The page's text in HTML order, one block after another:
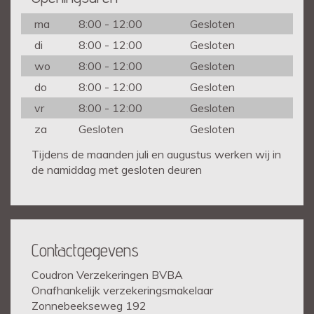
ma 8:00 - 12:00
Gesloten
di
8:00 - 12:00
Gesloten
wo
8:00 - 12:00
Gesloten
do
8:00 - 12:00
Gesloten
vr
8:00 - 12:00
Gesloten
za
Gesloten
Gesloten
Tijdens de maanden juli en augustus werken wij in
de namiddag met gesloten deuren
Contactgegevens
Coudron Verzekeringen BVBA
Onafhankelijk verzekeringsmakelaar
Zonnebeekseweg 192